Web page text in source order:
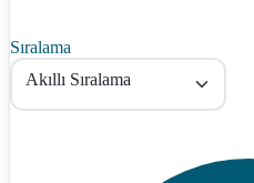
Sıralama
Akıllı Sıralama